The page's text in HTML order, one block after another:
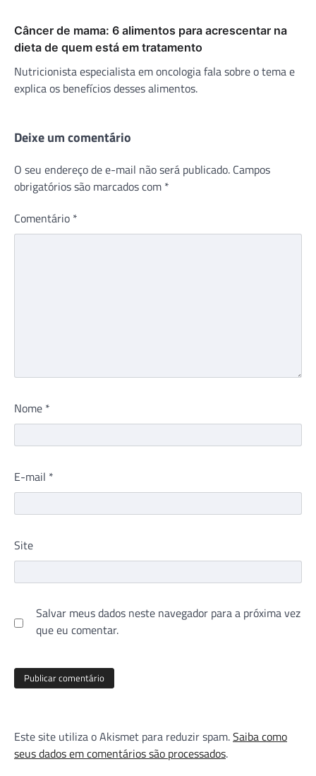
Câncer de mama: 6 alimentos para acrescentar na
dieta de quem está em tratamento
Nutricionista especialista em oncologia fala sobre o tema e
explica os benefícios desses alimentos.
Deixe um comentário
O seu endereço de e-mail não será publicado. Campos
obrigatórios são marcados com *
Comentário *
Nome *
E-mail *
Site
Salvar meus dados neste navegador para a próxima vez
que eu comentar.
Este site utiliza o Akismet para reduzir spam.Saiba como
seus dados em comentários são processados.